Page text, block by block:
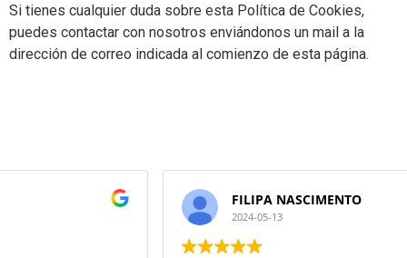
Si tienes cualquier duda sobre esta Política de Cookies,
puedes contactar con nosotros enviándonos un mail a la
dirección de correo indicada al comienzo de esta página.
FILIPA NASCIMENTO